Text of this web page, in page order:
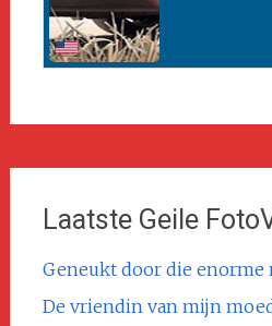
Laatste Geile
Geneukt door die enorme
De vriendin van mijn